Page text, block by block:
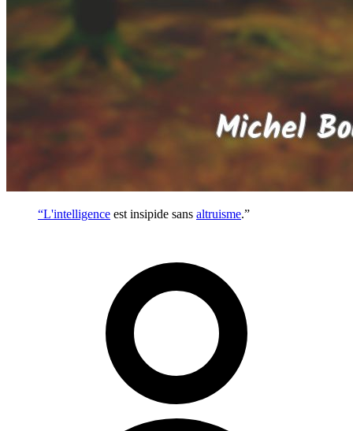
“L'intelligence est insipide sans altruisme.”